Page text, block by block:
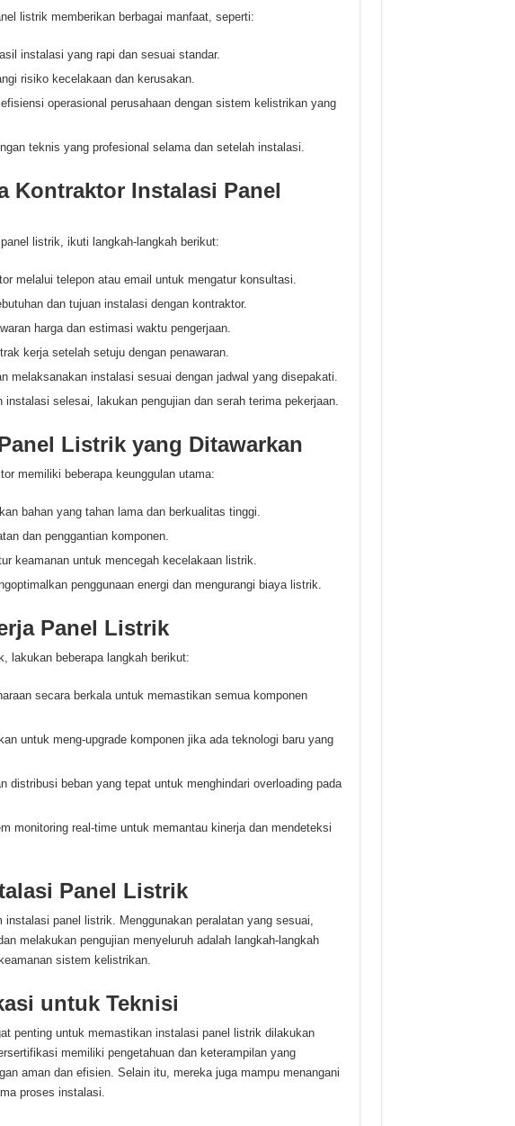
listrik memberikan berbagai manfaat, seperti:
instalasi yang rapi dan sesuai standar.
risiko kecelakaan dan kerusakan.
operasional perusahaan dengan sistem kelistrikan yang
teknis yang profesional selama dan setelah instalasi.
Kontraktor Instalasi Panel
listrik, ikuti langkah-langkah berikut:
melalui telepon atau email untuk mengatur konsultasi.
dan tujuan instalasi dengan kontraktor.
harga dan estimasi waktu pengerjaan.
kerja setelah setuju dengan penawaran.
melaksanakan instalasi sesuai dengan jadwal yang disepakati.
instalasi selesai, lakukan pengujian dan serah terima pekerjaan.
Listrik yang Ditawarkan
memiliki beberapa keunggulan utama:
bahan yang tahan lama dan berkualitas tinggi.
dan penggantian komponen.
keamanan untuk mencegah kecelakaan listrik.
penggunaan energi dan mengurangi biaya listrik.
Panel Listrik
lakukan beberapa langkah berikut:
secara berkala untuk memastikan semua komponen
untuk meng-upgrade komponen jika ada teknologi baru yang
distribusi beban yang tepat untuk menghindari overloading pada
monitoring real-time untuk memantau kinerja dan mendeteksi
Panel Listrik
panel listrik. Menggunakan peralatan yang sesuai,
melakukan pengujian menyeluruh adalah langkah-langkah
sistem kelistrikan.
untuk Teknisi
penting untuk memastikan instalasi panel listrik dilakukan
memiliki pengetahuan dan keterampilan yang
aman dan efisien. Selain itu, mereka juga mampu menangani
proses instalasi.